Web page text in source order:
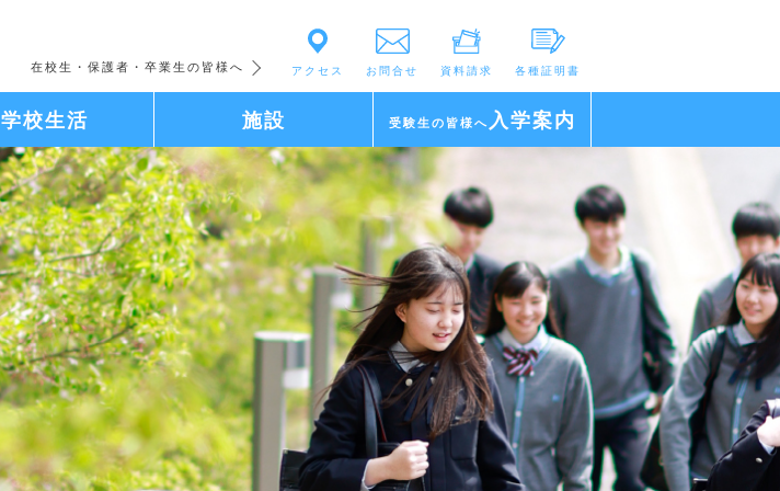
在校生・保護者・卒業生の皆様へ アクセス お問合せ 資料請求 各種証明書
学校生活 施設 受験生の皆様へ 入学案内